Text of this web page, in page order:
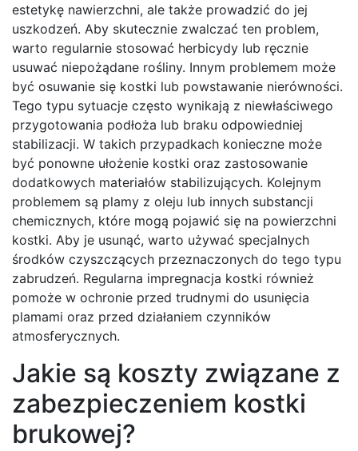
estetykę nawierzchni, ale także prowadzić do jej
uszkodzeń. Aby skutecznie zwalczać ten problem,
warto regularnie stosować herbicydy lub ręcznie
usuwać niepożądane rośliny. Innym problemem może
być osuwanie się kostki lub powstawanie nierówności.
Tego typu sytuacje często wynikają z niewłaściwego
przygotowania podłoża lub braku odpowiedniej
stabilizacji. W takich przypadkach konieczne może
być ponowne ułożenie kostki oraz zastosowanie
dodatkowych materiałów stabilizujących. Kolejnym
problemem są plamy z oleju lub innych substancji
chemicznych, które mogą pojawić się na powierzchni
kostki. Aby je usunąć, warto używać specjalnych
środków czyszczących przeznaczonych do tego typu
zabrudzeń. Regularna impregnacja kostki również
pomoże w ochronie przed trudnymi do usunięcia
plamami oraz przed działaniem czynników
atmosferycznych.
Jakie są koszty związane z
zabezpieczeniem kostki
brukowej?